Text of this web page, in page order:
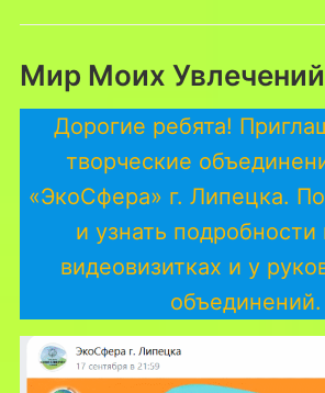
Мир Моих Увлечений
Дорогие ребята!
творческие
«ЭкоСфера» г. Липецка.
и узнать
видеовизитках и у
объединений.